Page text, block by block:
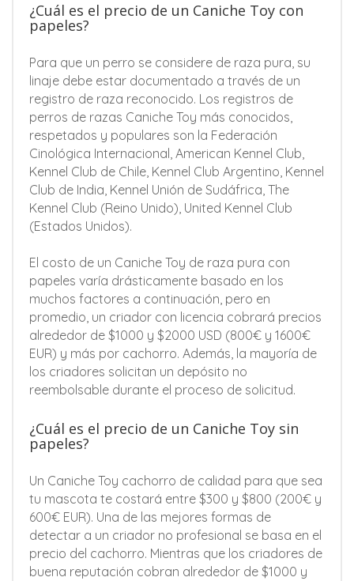
¿Cuál es el precio de un Caniche Toy con
papeles?
Para que un perro se considere de raza pura, su
linaje debe estar documentado a través de un
registro de raza reconocido. Los registros de
perros de razas Caniche Toy más conocidos,
respetados y populares son la Federación
Cinológica Internacional, American Kennel Club,
Kennel Club de Chile, Kennel Club Argentino, Kennel
Club de India, Kennel Unión de Sudáfrica, The
Kennel Club (Reino Unido), United Kennel Club
(Estados Unidos).
El costo de un Caniche Toy de raza pura con
papeles varía drásticamente basado en los
muchos factores a continuación, pero en
promedio, un criador con licencia cobrará precios
alrededor de $1000 y $2000 USD (800€ y 1600€
EUR) y más por cachorro. Además, la mayoría de
los criadores solicitan un depósito no
reembolsable durante el proceso de solicitud.
¿Cuál es el precio de un Caniche Toy sin
papeles?
Un Caniche Toy cachorro de calidad para que sea
tu mascota te costará entre $300 y $800 (200€ y
600€ EUR). Una de las mejores formas de
detectar a un criador no profesional se basa en el
precio del cachorro. Mientras que los criadores de
buena reputación cobran alrededor de $1000 y